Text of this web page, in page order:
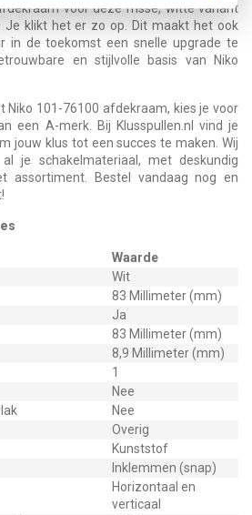
voor deze frisse, witte variant
Je klikt het er zo op. Dit maakt het ook
in de toekomst een snelle upgrade te
en stijlvolle basis van Niko
Niko 101-76100 afdekraam, kies je voor
een A-merk. Bij Klusspullen.nl vind je
jouw klus tot een succes te maken. Wij
je schakelmateriaal, met deskundig
assortiment. Bestel vandaag nog en
Waarde
Wit
83 Millimeter (mm)
Ja
83 Millimeter (mm)
8,9 Millimeter (mm)
1
Nee
Nee
Overig
Kunststof
Inklemmen (snap)
Horizontaal en
verticaal